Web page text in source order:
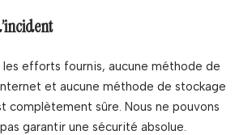
efforts fournis, aucune méthode de
et aucune méthode de stockage
complètement sûre. Nous ne pouvons
garantir une sécurité absolue.